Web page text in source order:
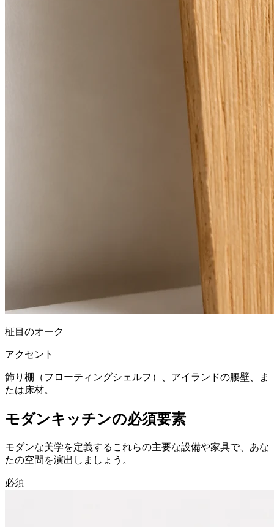
柾目のオーク
アクセント
飾り棚（フローティングシェルフ）、アイランドの腰壁、ま
たは床材。
モダンキッチンの必須要素
モダンな美学を定義するこれらの主要な設備や家具で、あな
たの空間を演出しましょう。
必須